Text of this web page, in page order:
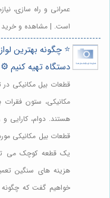
عمرانی و راه سازی،
است. | مشاهده و خرید
⭐️ چگونه بهترین
دستگاه تهیه کنیم ⚙️
قطعات بیل مکانیکی
مکانیکی، ستون
هستند. دوام، کارایی
قطعات بیل مکانیکی
یک قطعه کوچک می
هزینه های سنگین
خواهیم گفت که چگونه